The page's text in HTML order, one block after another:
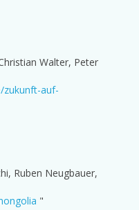
Walter, Peter
zukunft-auf-
Ruben Neugbauer,
"